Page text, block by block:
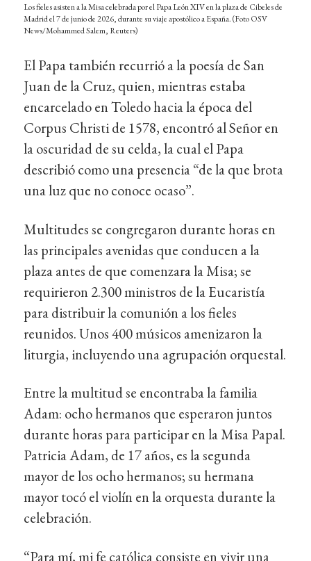
Los fieles asisten a la Misa celebrada por el Papa León XIV en la plaza de Cibeles de
Madrid el 7 de junio de 2026, durante su viaje apostólico a España. (Foto OSV
News/Mohammed Salem, Reuters)
El Papa también recurrió a la poesía de San
Juan de la Cruz, quien, mientras estaba
encarcelado en Toledo hacia la época del
Corpus Christi de 1578, encontró al Señor en
la oscuridad de su celda, la cual el Papa
describió como una presencia “de la que brota
una luz que no conoce ocaso”.
Multitudes se congregaron durante horas en
las principales avenidas que conducen a la
plaza antes de que comenzara la Misa; se
requirieron 2.300 ministros de la Eucaristía
para distribuir la comunión a los fieles
reunidos. Unos 400 músicos amenizaron la
liturgia, incluyendo una agrupación orquestal.
Entre la multitud se encontraba la familia
Adam: ocho hermanos que esperaron juntos
durante horas para participar en la Misa Papal.
Patricia Adam, de 17 años, es la segunda
mayor de los ocho hermanos; su hermana
mayor tocó el violín en la orquesta durante la
celebración.
“Para mí, mi fe católica consiste en vivir una